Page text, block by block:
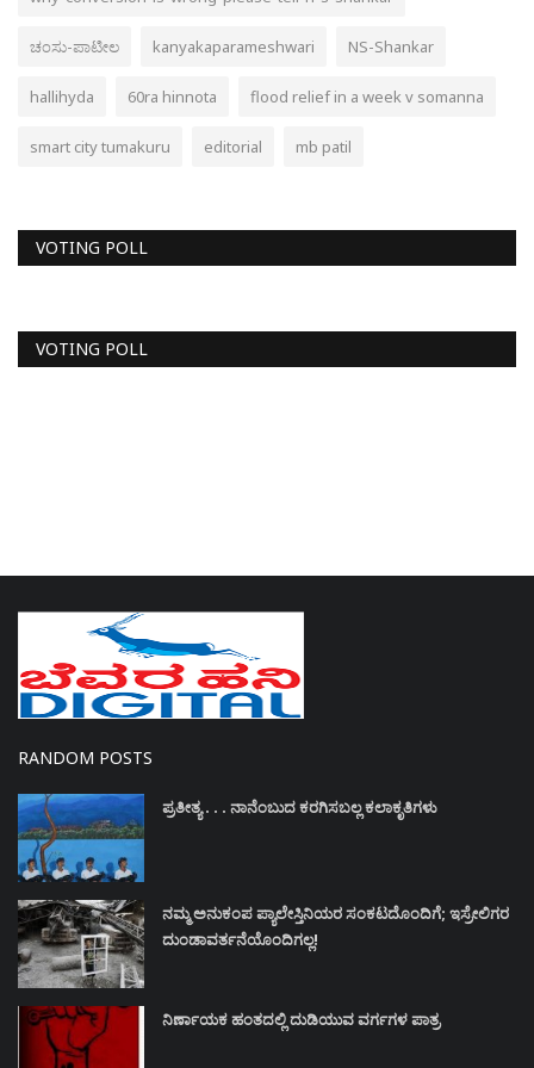
ಚಂಸು-ಪಾಟೀಲ kanyakaparameshwari NS-Shankar
hallihyda 60ra hinnota flood relief in a week v somanna
smart city tumakuru editorial mb patil
VOTING POLL
VOTING POLL
RANDOM POSTS
ಪ್ರತೀತ್ಯ . . . ನಾನೆಂಬುದ ಕರಗಿಸಬಲ್ಲ ಕಲಾಕೃತಿಗಳು
ನಮ್ಮ ಅನುಕಂಪ ಪ್ಯಾಲೇಸ್ತಿನಿಯರ ಸಂಕಟದೊಂದಿಗೆ; ಇಸ್ರೇಲಿಗರ
ದುಂಡಾವರ್ತನೆಯೊಂದಿಗಲ್ಲ!
ನಿರ್ಣಾಯಕ ಹಂತದಲ್ಲಿ ದುಡಿಯುವ ವರ್ಗಗಳ ಪಾತ್ರ